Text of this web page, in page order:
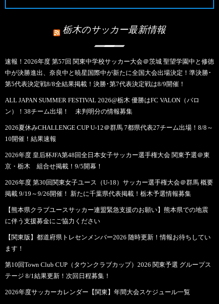
栃木のサッカー最新情報
速報！2026年度 第57回 関東中学校サッカー大会＠茨城 聖望学園中と修徳
中が決勝進出、奈良中と暁星国際中が新たに全国大会出場決定！準決勝･
第5代表決定戦8/8全結果掲載！決勝･第7代表決定戦は8/9開催！
ALL JAPAN SUMMER FESTIVAL 2026@栃木 優勝はFC VALON（バロ
ン）！38チーム出場！ 未判明分の情報募集
2026夏休みCHALLENGE CUP U-12＠群馬 7都県代表27チーム出場！8/8～
10開催！結果速報
2026年度 皇后杯JFA第48回全日本女子サッカー選手権大会 関東予選＠東
京・栃木 組合せ掲載！9/5開幕！
2026年度 第30回関東女子ユース（U-18）サッカー選手権大会＠群馬 概要
掲載 9/19～9/26開催！ 新たに千葉県代表掲載！栃木予選情報募集
【熊本県クラブユースサッカー連盟緊急支援のお願い】熊本県での地震
に伴う支援募金にご協力ください
【関東版】都道府県トレセンメンバー2026 随時更新！情報お待ちしてい
ます！
第10回Town Club CUP（タウンクラブカップ）2026 関東予選 グループス
テージ 8/1結果更新！次回日程募集！
2026年度サッカーカレンダー【関東】年間大会スケジュール一覧